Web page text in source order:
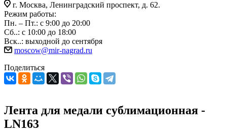
г. Москва, Ленинградский проспект, д. 62.
Режим работы:
Пн. – Пт.: с 9:00 до 20:00
Сб..: с 10:00 до 18:00
Вск..: выходной до сентября
moscow@mir-nagrad.ru
Поделиться
Лента для медали сублимационная -
LN163